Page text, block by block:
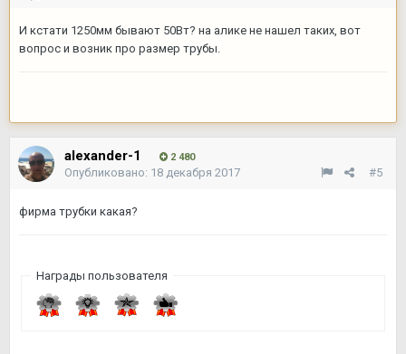
И кстати 1250мм бывают 50Вт? на алике не нашел таких, вот
вопрос и возник про размер трубы.
alexander-1 2 480
#5
Опубликовано: 18 декабря 2017
фирма трубки какая?
Награды пользователя